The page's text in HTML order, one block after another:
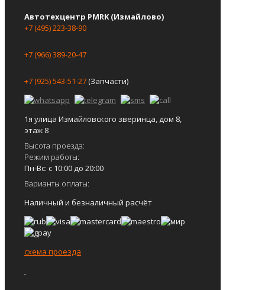
Автотехцентр PMRK (Измайлово)
+7 (495) 223-38-90
+7 (966) 389-20-47
+7 (925) 543-51-27(Запчасти)
1я улица Измайловского зверинца, дом 8,
этаж 8
Высота проезда:
Режим работы:
Пн-Вс: с 10:00 до 20:00
Варианты оплаты:
Наличный и безналичный расчёт
схема проезда